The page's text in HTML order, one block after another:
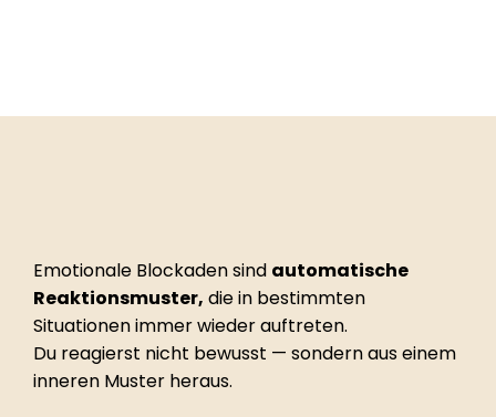
Emotionale Blockaden sind automatische
Reaktionsmuster, die in bestimmten
Situationen immer wieder auftreten.
Du reagierst nicht bewusst — sondern aus einem
inneren Muster heraus.